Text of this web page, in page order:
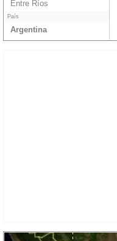
Entre Ríos
País
Argentina